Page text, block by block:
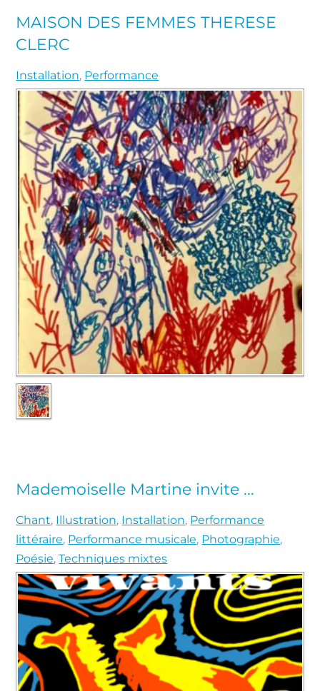
MAISON DES FEMMES THERESE
CLERC
Installation, Performance
Mademoiselle Martine invite ...
Chant, Illustration, Installation, Performance
littéraire, Performance musicale, Photographie,
Poésie,Techniques mixtes